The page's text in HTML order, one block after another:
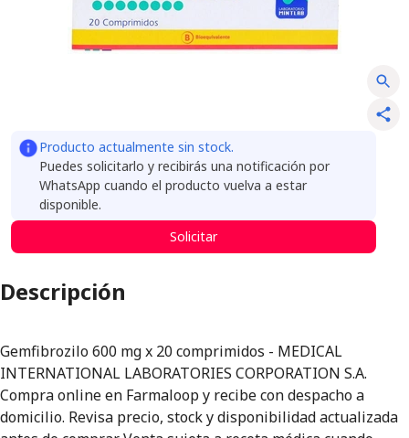
Producto actualmente sin stock.
Puedes solicitarlo y recibirás una notificación por
WhatsApp cuando el producto vuelva a estar
disponible.
Solicitar
Descripción
Gemfibrozilo 600 mg x 20 comprimidos - MEDICAL
INTERNATIONAL LABORATORIES CORPORATION S.A.
Compra online en Farmaloop y recibe con despacho a
domicilio. Revisa precio, stock y disponibilidad actualizada